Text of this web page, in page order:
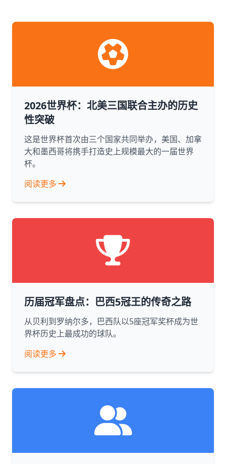
2026世界杯：北美三国联合主办的历史
性突破
这是世界杯首次由三个国家共同举办，美国、加拿
大和墨西哥将携手打造史上规模最大的一届世界
杯。
阅读更多
历届冠军盘点：巴西5冠王的传奇之路
从贝利到罗纳尔多，巴西队以5座冠军奖杯成为世
界杯历史上最成功的球队。
阅读更多